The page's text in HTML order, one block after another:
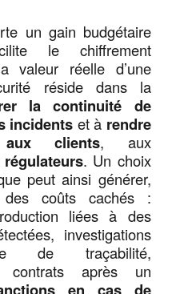
un gain budgétaire
le chiffrement
valeur réelle d’une
réside dans la
la continuité de
incidents et à rendre
clients, aux
régulateurs. Un choix
peut ainsi générer,
coûts cachés :
liées à des
investigations
de traçabilité,
contrats après un